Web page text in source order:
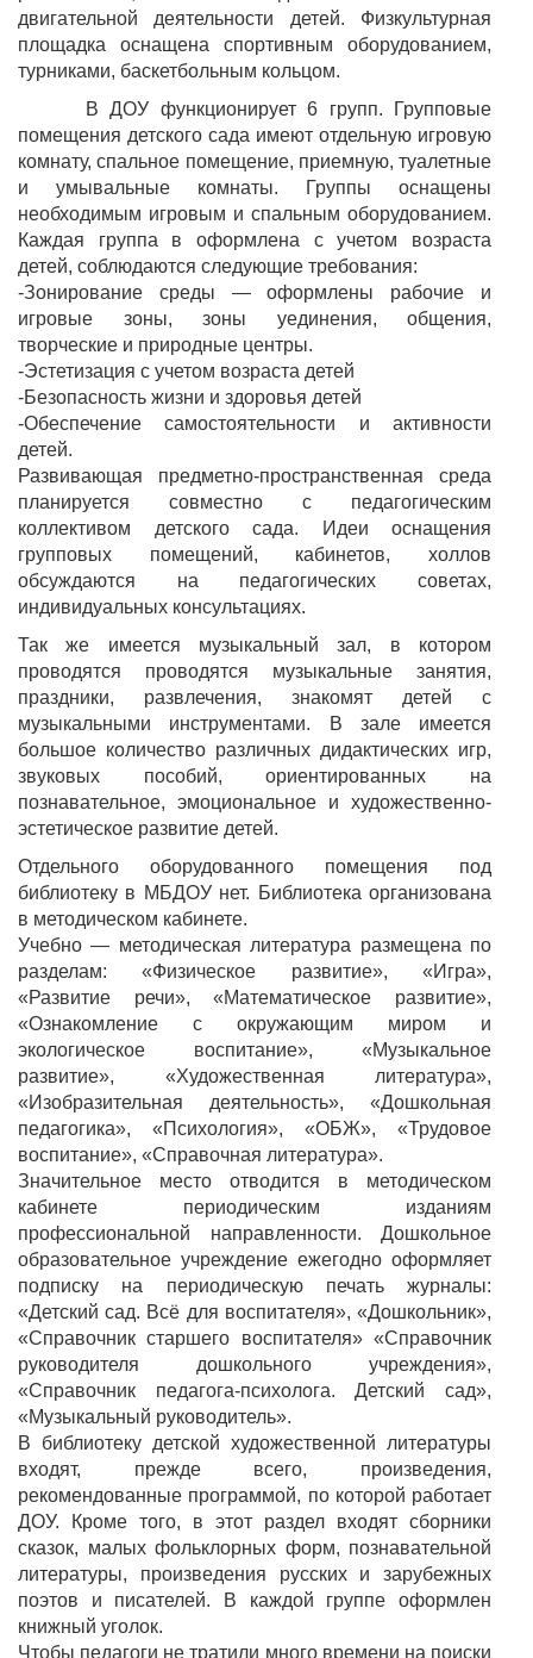
двигательной деятельности детей. Физкультурная
площадка оснащена спортивным оборудованием,
турниками, баскетбольным кольцом.
В ДОУ функционирует 6 групп. Групповые
помещения детского сада имеют отдельную игровую
комнату, спальное помещение, приемную, туалетные
и умывальные комнаты. Группы оснащены
необходимым игровым и спальным оборудованием.
Каждая группа в оформлена с учетом возраста
детей, соблюдаются следующие требования:
-Зонирование среды — оформлены рабочие и
игровые зоны, зоны уединения, общения,
творческие и природные центры.
-Эстетизация с учетом возраста детей
-Безопасность жизни и здоровья детей
-Обеспечение самостоятельности и активности
детей.
Развивающая предметно-пространственная среда
планируется совместно с педагогическим
коллективом детского сада. Идеи оснащения
групповых помещений, кабинетов, холлов
обсуждаются на педагогических советах,
индивидуальных консультациях.
Так же имеется музыкальный зал, в котором
проводятся проводятся музыкальные занятия,
праздники, развлечения, знакомят детей с
музыкальными инструментами. В зале имеется
большое количество различных дидактических игр,
звуковых пособий, ориентированных на
познавательное, эмоциональное и художественно-
эстетическое развитие детей.
Отдельного оборудованного помещения под
библиотеку в МБДОУ нет. Библиотека организована
в методическом кабинете.
Учебно — методическая литература размещена по
разделам: «Физическое развитие», «Игра»,
«Развитие речи», «Математическое развитие»,
«Ознакомление с окружающим миром и
экологическое воспитание», «Музыкальное
развитие», «Художественная литература»,
«Изобразительная деятельность», «Дошкольная
педагогика», «Психология», «ОБЖ», «Трудовое
воспитание», «Справочная литература».
Значительное место отводится в методическом
кабинете периодическим изданиям
профессиональной направленности. Дошкольное
образовательное учреждение ежегодно оформляет
подписку на периодическую печать журналы:
«Детский сад. Всё для воспитателя», «Дошкольник»,
«Справочник старшего воспитателя» «Справочник
руководителя дошкольного учреждения»,
«Справочник педагога-психолога. Детский сад»,
«Музыкальный руководитель».
В библиотеку детской художественной литературы
входят, прежде всего, произведения,
рекомендованные программой, по которой работает
ДОУ. Кроме того, в этот раздел входят сборники
сказок, малых фольклорных форм, познавательной
литературы, произведения русских и зарубежных
поэтов и писателей. В каждой группе оформлен
книжный уголок.
Чтобы педагоги не тратили много времени на поиски